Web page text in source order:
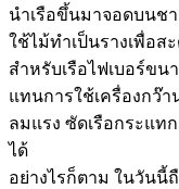
นำเรือขึ้นมาจอดบนช
ใช้ไม้ทำเป็นรางเพื่อส
สำหรับเรือไฟเบอร์ข
แทนการใช้เครื่องกว๊
ลมแรง ซัดเรือกระแท
ได้
อย่างไรก็ตาม ในวันนี้